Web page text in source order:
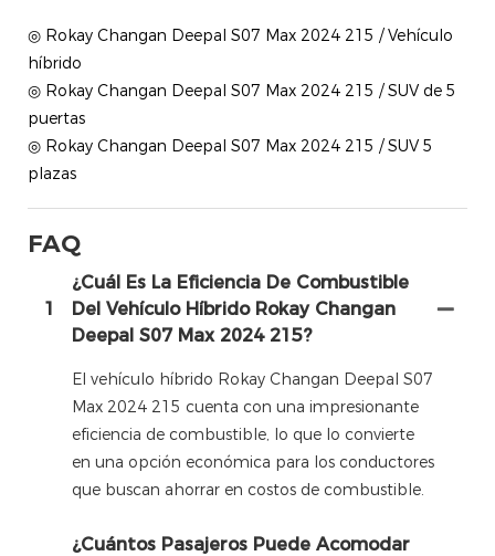
◎ Rokay Changan Deepal S07 Max 2024 215 / Vehículo
híbrido
◎ Rokay Changan Deepal S07 Max 2024 215 / SUV de 5
puertas
◎ Rokay Changan Deepal S07 Max 2024 215 / SUV 5
plazas
FAQ
1
¿Cuál Es La Eficiencia De Combustible
Del Vehículo Híbrido Rokay Changan
Deepal S07 Max 2024 215?
El vehículo híbrido Rokay Changan Deepal S07
Max 2024 215 cuenta con una impresionante
eficiencia de combustible, lo que lo convierte
en una opción económica para los conductores
que buscan ahorrar en costos de combustible.
¿Cuántos Pasajeros Puede Acomodar